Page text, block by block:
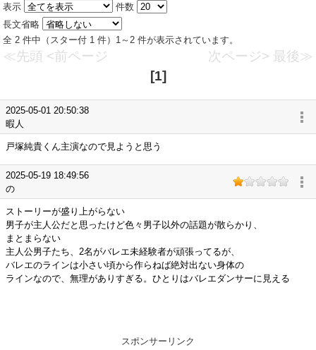
表示
件数
長文省略
全 2 件中（スター付 1 件）1～2 件が表示されています。
≪先頭 <前ページ 次ページ> 最後≫
[1]
2025-05-01 20:50:38
暇人
戸塚純貴くん主演なので見ようと思う
2025-05-19 18:49:56
の
ストーリーが盛り上がらない
男子が主人公だと思ったけど色々男子以外の話題が散らかり、
まとまらない
主人公男子たち、2名がバレエ未経験者が頑張ってるが、
バレエのラインは小さい頃から作らねば絶対出ない身体の
ラインなので、無理がありすぎる。ひとりはバレエダンサーに見える
スポンサーリンク